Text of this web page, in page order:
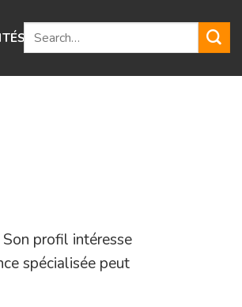
GUIDES
profil intéresse
spécialisée peut